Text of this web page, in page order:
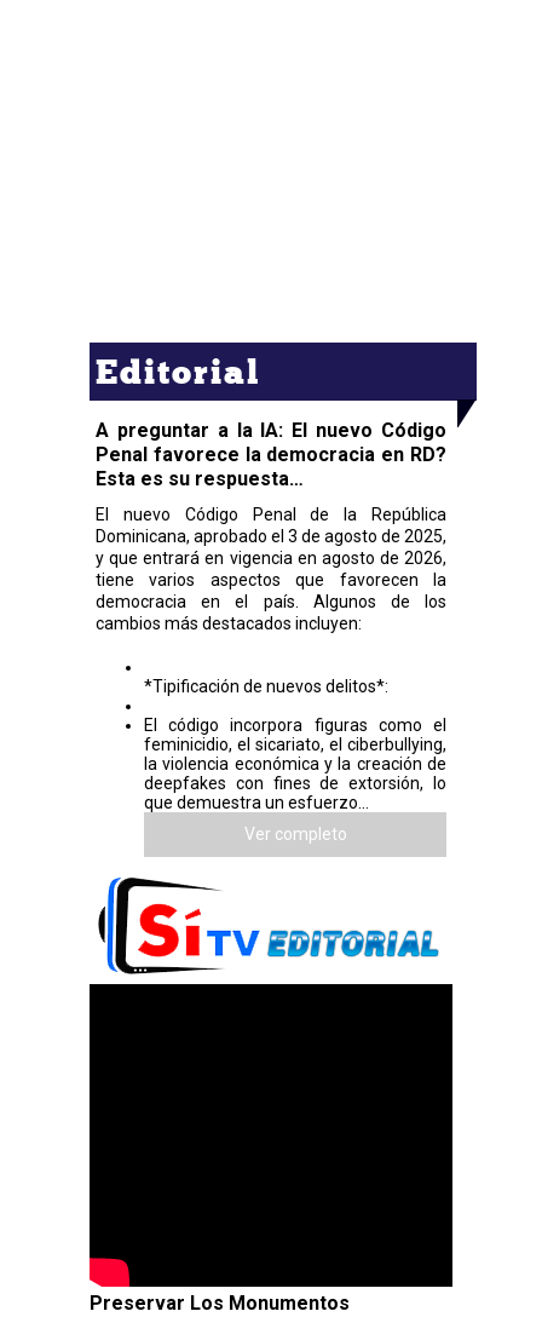
Editorial
A preguntar a la IA: El nuevo Código
Penal favorece la democracia en RD?
Esta es su respuesta…
El nuevo Código Penal de la República
Dominicana, aprobado el 3 de agosto de 2025,
y que entrará en vigencia en agosto de 2026,
tiene varios aspectos que favorecen la
democracia en el país. Algunos de los
cambios más destacados incluyen:
*Tipificación de nuevos delitos*:
El código incorpora figuras como el
feminicidio, el sicariato, el ciberbullying,
la violencia económica y la creación de
deepfakes con fines de extorsión, lo
que demuestra un esfuerzo...
Ver completo
Preservar Los Monumentos